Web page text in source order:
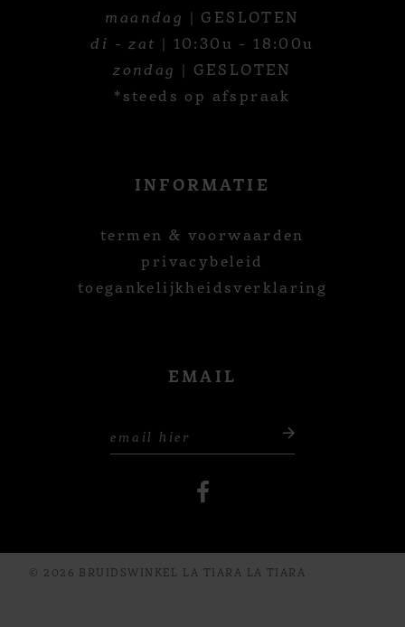
maandag | GESLOTEN
di - zat | 10:30u - 18:00u
zondag | GESLOTEN
*steeds op afspraak
INFORMATIE
termen & voorwaarden
privacybeleid
toegankelijkheidsverklaring
EMAIL
© 2026 BRUIDSWINKEL LA TIARA LA TIARA